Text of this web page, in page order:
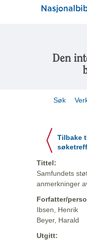
Den
Søk
Tilbake
søketreff
Tittel:
Samfundets
anmerkninger
Forfatter/
Ibsen, Henrik
Beyer, Harald
Utgitt: